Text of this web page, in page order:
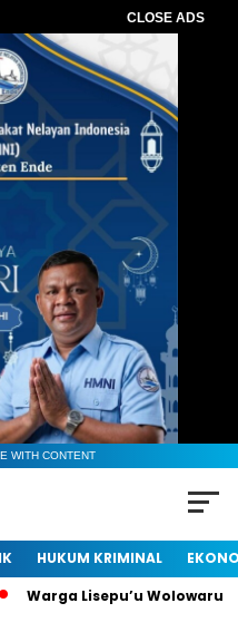
CLOSE ADS
WITH CONTENT
HUKUM KRIMINAL
Warga Lisepu’u Wolowaru